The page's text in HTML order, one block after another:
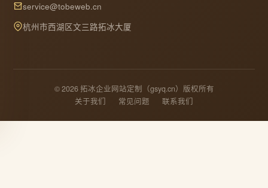
service@tobeweb.cn
杭州市西湖区文三路拓冰大厦
© 2026 拓冰企业网站定制（gsyq.cn）版权所有
关于我们
常见问题 联系我们